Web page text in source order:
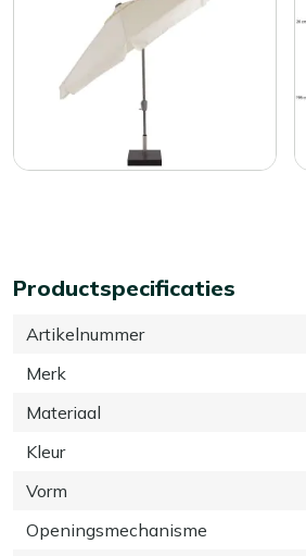
Productspecificaties
Artikelnummer
Merk
Materiaal
Kleur
Vorm
Openingsmechanisme